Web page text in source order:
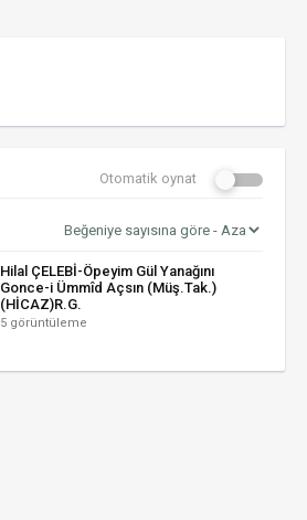
Otomatik oynat
Hilal ÇELEBİ-Öpeyim Gül Yanağını
Gonce-i Ümmîd Açsın (Müş.Tak.)
(HİCAZ)R.G.
5 görüntüleme